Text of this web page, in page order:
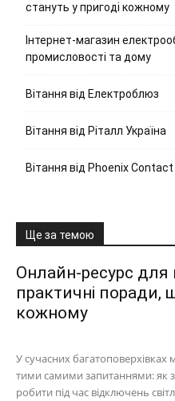
стануть у пригоді кожному
Інтернет-магазин
промисловості та дому
Вітання від Електроблюз
Вітання від Ріталл Україна
Вітання від Phoenix Contact
Ще за темою
Онлайн-ресурс для
практичні поради,
кожному
У сучасних
тими самими запитаннями: як
робити під час відключень